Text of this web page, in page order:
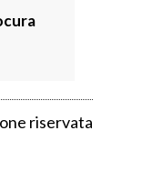
riservata